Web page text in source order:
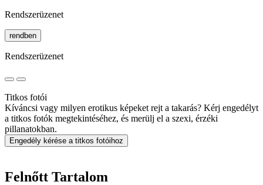
Rendszerüzenet
rendben
Rendszerüzenet
Titkos fotói
Kíváncsi vagy milyen erotikus képeket rejt a takarás? Kérj engedélyt
a titkos fotók megtekintéséhez, és merülj el a szexi, érzéki
pillanatokban.
Engedély kérése a titkos fotóihoz
Felnőtt Tartalom